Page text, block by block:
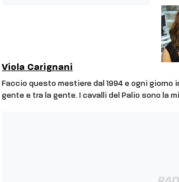
Viola Carignani
Faccio questo mestiere dal 1994 e ogni giorno
gente e tra la gente. I cavalli del Palio sono la